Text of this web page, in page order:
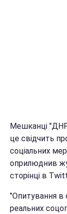
Мешканці
це свідчить
соціальних
оприлюднив
сторінці в
"Опитування в
реальних